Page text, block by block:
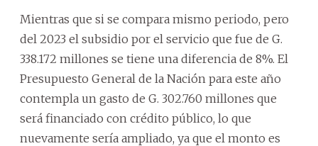
Mientras que si se compara mismo periodo, pero
del 2023 el subsidio por el servicio que fue de G.
338.172 millones se tiene una diferencia de 8%. El
Presupuesto General de la Nación para este año
contempla un gasto de G. 302.760 millones que
será financiado con crédito público, lo que
nuevamente sería ampliado, ya que el monto es